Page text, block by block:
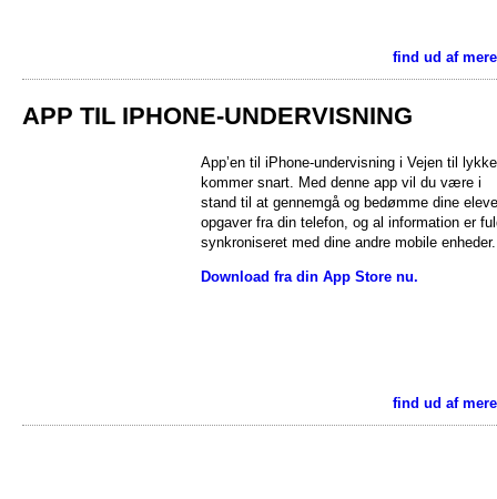
find ud af
APP TIL IPHONE-UNDERVISNING
App’en til iPhone-undervisning i Vejen til lykke
kommer snart. Med denne app vil du være i
stand til at gennemgå og bedømme dine
opgaver fra din telefon, og al information er
synkroniseret med dine andre mobile enheder.
Download fra din App Store nu.
find ud af